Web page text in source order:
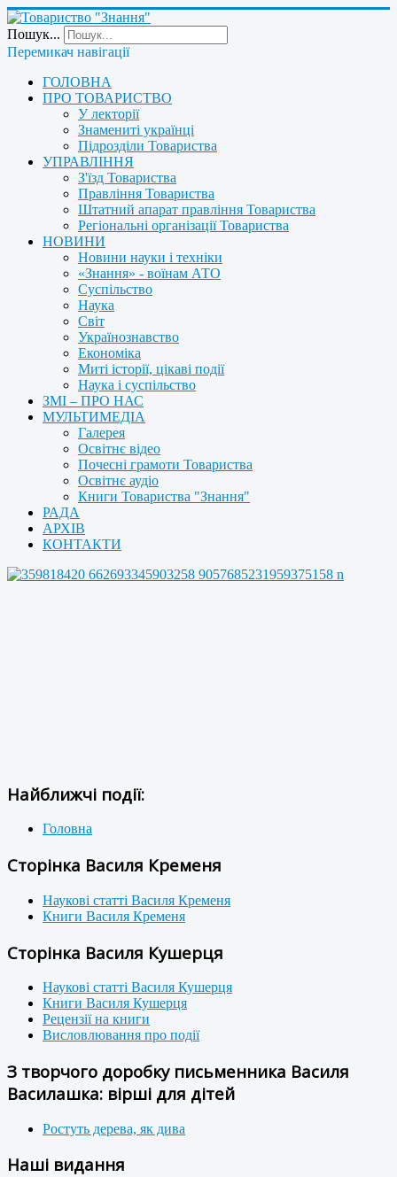
Пошук...
Перемикач навігації
ГОЛОВНА
ПРО ТОВАРИСТВО
У лекторії
Знамениті українці
Підрозділи Товариства
УПРАВЛІННЯ
З'їзд Товариства
Правління Товариства
Штатний апарат правління Товариства
Регіональні організації Товариства
НОВИНИ
Новини науки і техніки
«Знання» - воїнам АТО
Суспільство
Наука
Світ
Українознавство
Економіка
Миті історії, цікаві події
Наука і суспільство
ЗМІ – ПРО НАС
МУЛЬТИМЕДІА
Галерея
Освітнє відео
Почесні грамоти Товариства
Освітнє аудіо
Книги Товариства "Знання"
РАДА
АРХІВ
КОНТАКТИ
Найближчі події:
Головна
Сторінка Василя Кременя
Наукові статті Василя Кременя
Книги Василя Кременя
Сторінка Василя Кушерця
Наукові статті Василя Кушерця
Книги Василя Кушерця
Рецензії на книги
Висловлювання про події
З творчого доробку письменника Василя
Василашка: вірші для дітей
Ростуть дерева, як дива
Наші видання